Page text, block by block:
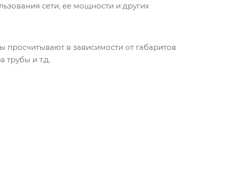
сети, ее мощности и других
в зависимости от габаритов
трубы и т.д.